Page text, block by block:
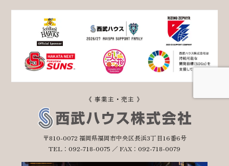
《 事業主・売主 》
〒810-0072 福岡県福岡市中央区長浜3丁目16番6号
TEL：092-718-0075 ／ FAX：092-718-0079